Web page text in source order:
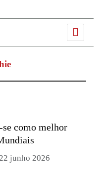
como melhor
junho 2026